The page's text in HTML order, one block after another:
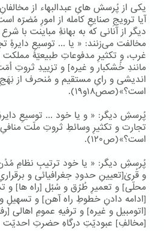
یکی از پُرسش هایِ عبدالبهاء از
دیگر از آنانی که به بهانۀِ مباینت با
مخالفت می‌زنند: « یا ... توسیعِ دایرۀِ
غرب، و تکثیرِ مدفوعاتِ طبیعیّۀ
مانندِ خُشکبار و غیره] و تزییدِ ثروتِ
اندیشی و رایِ مستقیم و مُنحرف از
است؟»(صص۱۸و۱۹).
پُرسشِ دیگر: « و یا خود ... توسیعِ
تجارت و تکثیرِ وسائطِ ثروتِ ملّت
است؟»(ص۱۲۰).
پُرسشِ دیگر: « یا خود ترتیبِ نظامِ
و قُریٰ[تعیینِ حدودِ جغرافیائی و
محلّی] و تعمیرِ طُرُق و سُبُل [راه ها] و
[ادامه دادنِ خطوطِ راه آهن] و تسهیلِ
[اتومبیل و غیره] و ترفیهِ عمومِ اهالی
[مخالفِ] عبودیّتِ درگاهِ حضرتِ احدیّت